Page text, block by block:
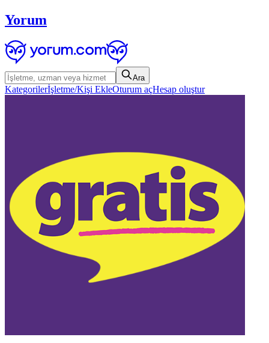
Yorum
Ara
Kategorilerİşletme/Kişi EkleOturum açHesap oluştur